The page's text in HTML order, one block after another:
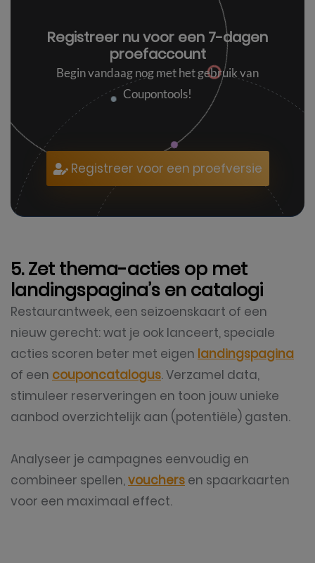
Registreer nu voor een 7-dagen
proefaccount
Begin vandaag nog met het gebruik van
Coupontools!
Registreer voor een proefversie
5. Zet thema-acties op met
landingspagina’s en catalogi
Restaurantweek, een seizoenskaart of een
nieuw gerecht: wat je ook lanceert, speciale
acties scoren beter met eigen landingspagina
of een couponcatalogus. Verzamel data,
stimuleer reserveringen en toon jouw unieke
aanbod overzichtelijk aan (potentiële) gasten.
Analyseer je campagnes eenvoudig en
combineer spellen,vouchers en spaarkaarten
voor een maximaal effect.